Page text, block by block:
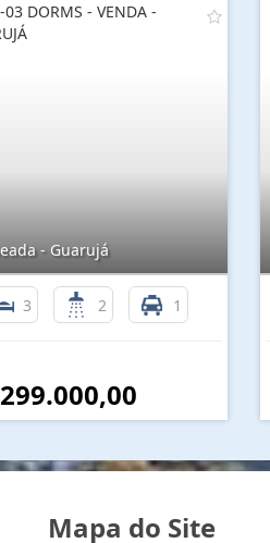
03 DORMS - VENDA -
- Guarujá
3 2 1
Mapa do Site